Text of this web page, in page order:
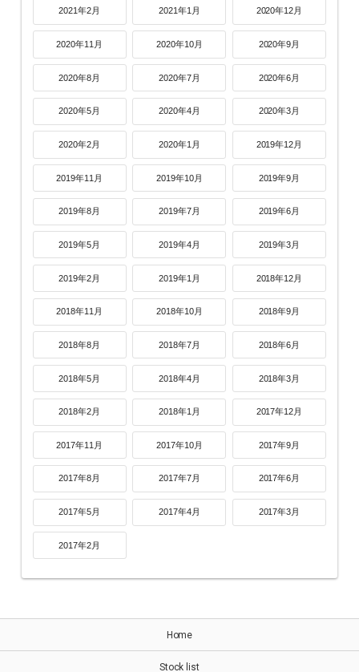
2021年2月 2021年1月 2020年12月
2020年11月 2020年10月 2020年9月
2020年8月 2020年7月 2020年6月
2020年5月 2020年4月 2020年3月
2020年2月 2020年1月 2019年12月
2019年11月 2019年10月 2019年9月
2019年8月 2019年7月 2019年6月
2019年5月 2019年4月 2019年3月
2019年2月 2019年1月 2018年12月
2018年11月 2018年10月 2018年9月
2018年8月 2018年7月 2018年6月
2018年5月 2018年4月 2018年3月
2018年2月 2018年1月 2017年12月
2017年11月 2017年10月 2017年9月
2017年8月 2017年7月 2017年6月
2017年5月 2017年4月 2017年3月
2017年2月
Home
Stock list